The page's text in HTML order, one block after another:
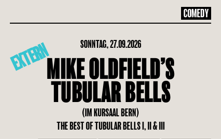
COMEDY
SONNTAG, 27.09.2026
EXTERNMIKE OLDFIELD’S
TUBULAR BELLS
(IM KURSAAL BERN)
THE BEST OF TUBULAR BELLS I, II & III